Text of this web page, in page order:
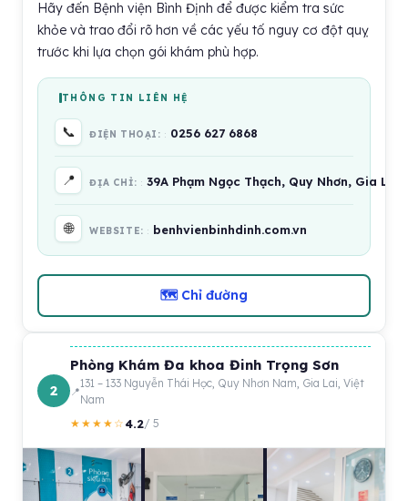
Hãy đến Bệnh viện Bình Định để được kiểm tra sức
khỏe và trao đổi rõ hơn về các yếu tố nguy cơ đột quỵ
trước khi lựa chọn gói khám phù hợp.
THÔNG TIN LIÊN HỆ
📞 ĐIỆN THOẠI: 0256 627 6868
📍 ĐỊA CHỈ: 39A Phạm Ngọc Thạch, Quy Nhơn, Gia
🌐 WEBSITE: benhvienbinhdinh.com.vn
🗺 Chỉ đường
2
Phòng Khám Đa khoa Đinh Trọng Sơn
131 – 133 Nguyễn Thái Học, Quy Nhơn Nam, Gia Lai, Việt
Nam
★★★★☆4.2/ 5